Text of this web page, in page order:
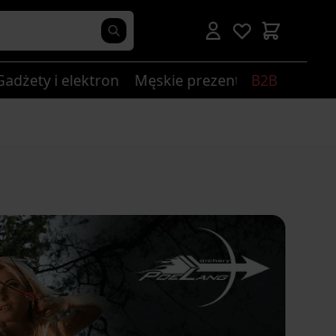
i elektronikaMęskie prezenty B2B